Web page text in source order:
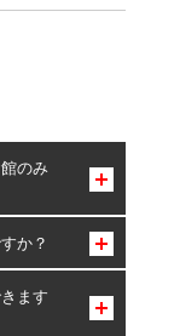
のみ
か？
同時にご予約が
ます